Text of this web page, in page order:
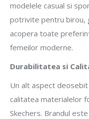
modelele casual si
potrivite pentru birou,
acopera toate
femeilor moderne.
Durabilitatea si
Un alt aspect
calitatea materialelor
Skechers. Brandul